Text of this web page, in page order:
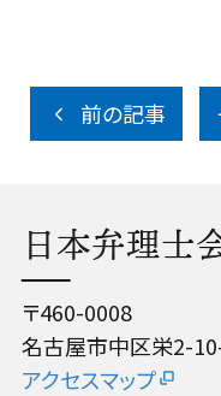
前の記事
日本弁理士
〒460-0008
名古屋市中区栄2-
アクセスマップ